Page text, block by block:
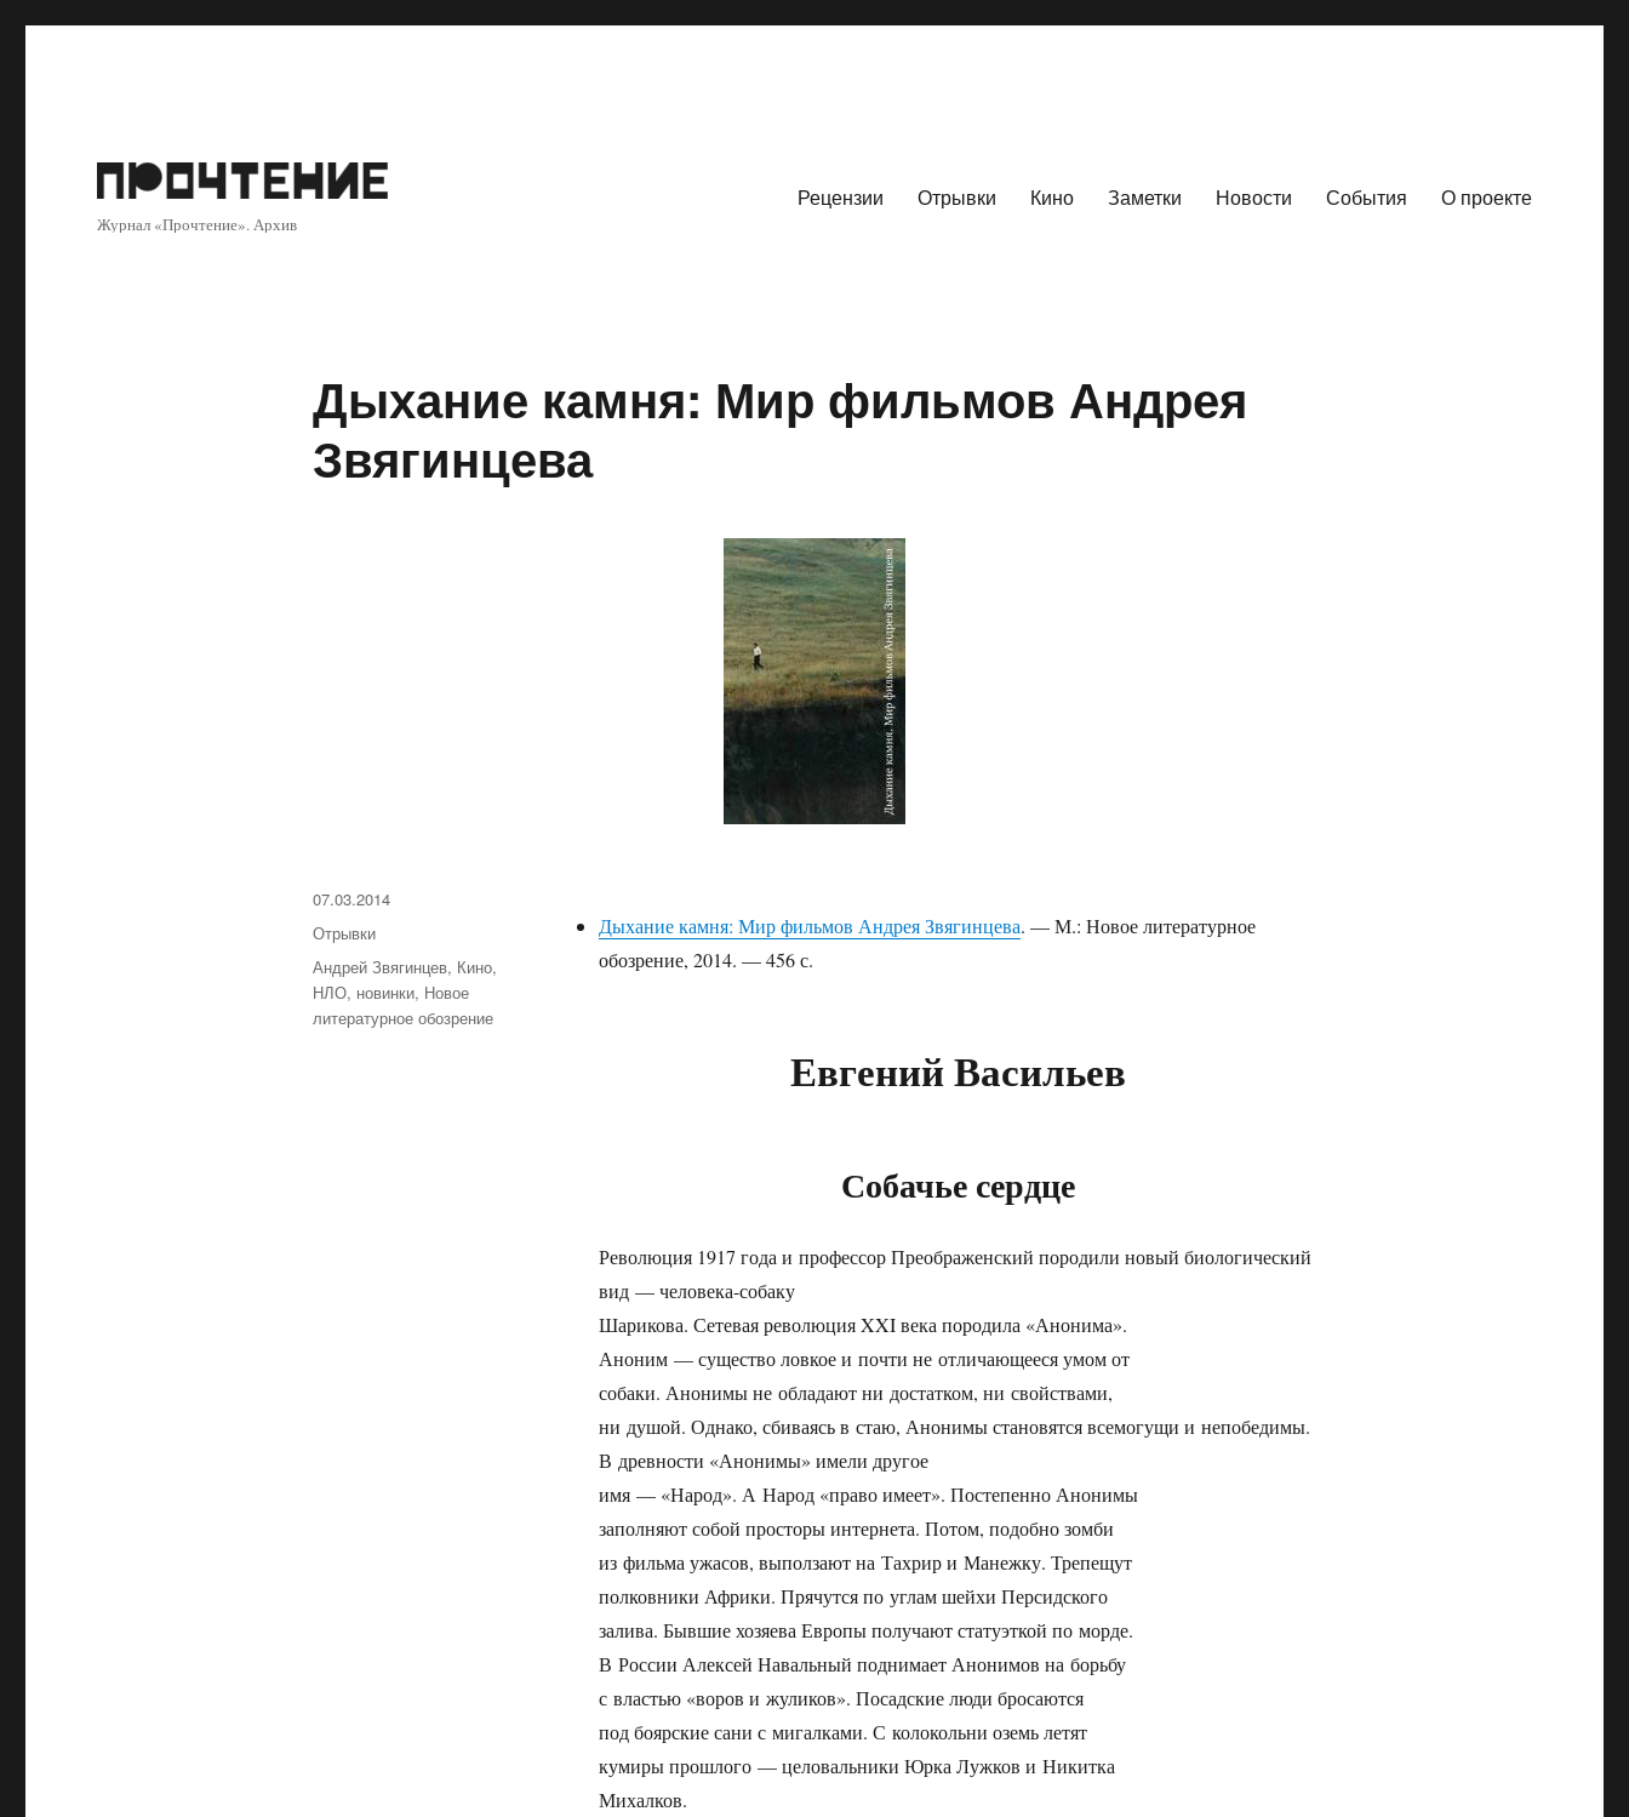
Журнал «Прочтение». Архив
Рецензии Отрывки Кино Заметки Новости События О проекте
Дыхание камня: Мир фильмов Андрея
Звягинцева
Дыхание камня: Мир фильмов Андрея Звягинцева. — М.: Новое литературное
обозрение, 2014. — 456 с.
Евгений Васильев
Собачье сердце
Революция 1917 года и профессор Преображенский породили новый биологический
вид — человека-собаку
Шарикова. Сетевая революция XXI века породила «Анонима».
Аноним — существо ловкое и почти не отличающееся умом от
собаки. Анонимы не обладают ни достатком, ни свойствами,
ни душой. Однако, сбиваясь в стаю, Анонимы становятся всемогущи и непобедимы.
В древности «Анонимы» имели другое
имя — «Народ». А Народ «право имеет». Постепенно Анонимы
заполняют собой просторы интернета. Потом, подобно зомби
из фильма ужасов, выползают на Тахрир и Манежку. Трепещут
полковники Африки. Прячутся по углам шейхи Персидского
залива. Бывшие хозяева Европы получают статуэткой по морде.
В России Алексей Навальный поднимает Анонимов на борьбу
с властью «воров и жуликов». Посадские люди бросаются
под боярские сани с мигалками. С колокольни оземь летят
кумиры прошлого — целовальники Юрка Лужков и Никитка
Михалков.
Опубликовано
07.03.2014
Рубрики
Отрывки
Метки
Андрей Звягинцев, Кино,
НЛО, новинки, Новое
литературное обозрение